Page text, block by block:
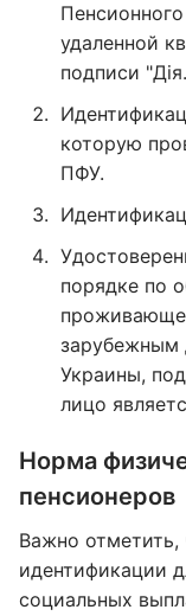
удаленной
подписи
которую
ПФУ.
порядке по
зарубежным
Украины,
лицо
Норма
пенсионеров
Важно
идентификации
социальных